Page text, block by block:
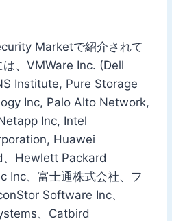
Marketで紹介されて
、VMWare Inc. (Dell
Institute, Pure Storage
Inc, Palo Alto Network,
Inc, Intel
Huawei
Hewlett Packard
Inc、富士通株式会社、フ
Software Inc、
、Catbird